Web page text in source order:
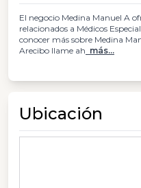
El negocio Medina Manuel A
relacionados a Médicos
conocer más sobre Medina
Arecibo llame ah más...
Ubicación